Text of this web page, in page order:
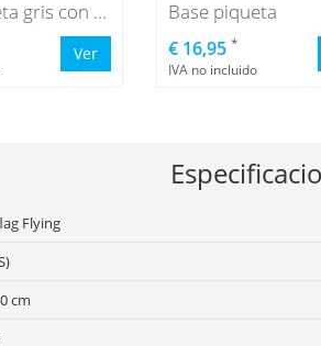
Base cruceta gris con bolsa de agua gris
Ver
Base piqueta
€ 16,95 *
IVA no incluido
Flying
cm